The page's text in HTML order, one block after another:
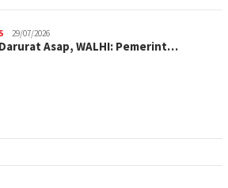
29/07/2026
Asap, WALHI: Pemerint…